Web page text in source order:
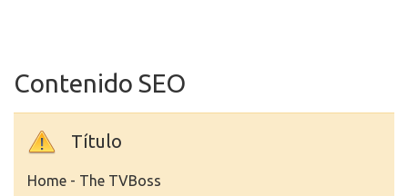
Contenido SEO
Título
Home - The TVBoss